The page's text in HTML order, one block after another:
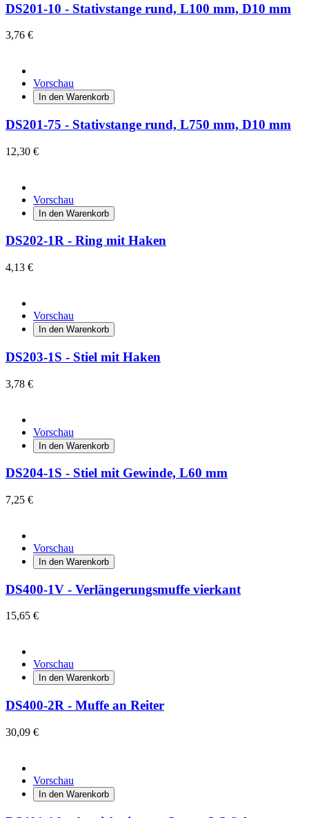
DS201-10 - Stativstange rund, L100 mm, D10 mm
3,76 €
Vorschau
In den Warenkorb
DS201-75 - Stativstange rund, L750 mm, D10 mm
12,30 €
Vorschau
In den Warenkorb
DS202-1R - Ring mit Haken
4,13 €
Vorschau
In den Warenkorb
DS203-1S - Stiel mit Haken
3,78 €
Vorschau
In den Warenkorb
DS204-1S - Stiel mit Gewinde, L60 mm
7,25 €
Vorschau
In den Warenkorb
DS400-1V - Verlängerungsmuffe vierkant
15,65 €
Vorschau
In den Warenkorb
DS400-2R - Muffe an Reiter
30,09 €
Vorschau
In den Warenkorb